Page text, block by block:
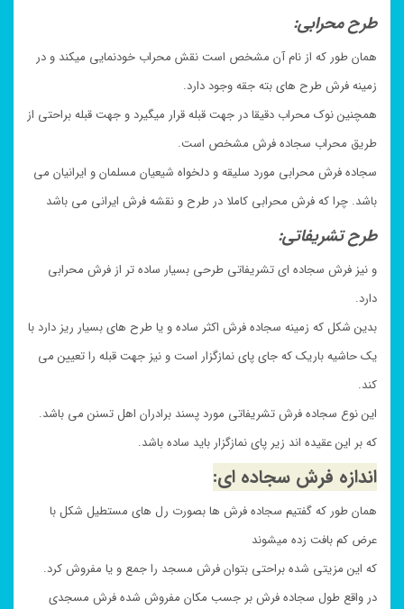
طرح محرابی:
همان طور که از نام آن مشخص است نقش محراب خودنمایی میکند و در
زمینه فرش طرح های بته جقه وجود دارد.
همچنین نوک محراب دقیقا در جهت قبله قرار میگیرد و جهت قبله براحتی از
طریق محراب سجاده فرش مشخص است.
سجاده فرش محرابی مورد سلیقه و دلخواه شیعیان مسلمان و ایرانیان می
باشد. چرا که فرش محرابی کاملا در طرح و نقشه فرش ایرانی می باشد
طرح تشریفاتی:
و نیز فرش سجاده ای تشریفاتی طرحی بسیار ساده تر از فرش محرابی
دارد.
بدین شکل که زمینه سجاده فرش اکثر ساده و یا طرح های بسیار ریز دارد با
یک حاشیه باریک که جای پای نمازگزار است و نیز جهت قبله را تعیین می
کند.
این نوع سجاده فرش تشریفاتی مورد پسند برادران اهل تسنن می باشد.
که بر این عقیده اند زیر پای نمازگزار باید ساده باشد.
اندازه فرش سجاده ای:
همان طور که گفتیم سجاده فرش ها بصورت رل های مستطیل شکل با
عرض کم بافت زده میشوند
که این مزیتی شده براحتی بتوان فرش مسجد را جمع و یا مفروش کرد.
در واقع طول سجاده فرش بر جسب مکان مفروش شده فرش مسجدی